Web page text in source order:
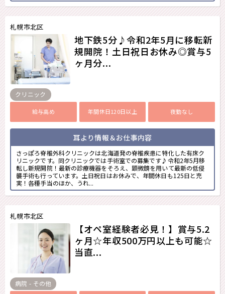
札幌市北区
地下鉄5分♪令和2年5月に移転新
規開院！土日祝日お休み◎賞与5
ヶ月分...
クリニック
給与高め 年間休日120日以上 夜勤なし
耳より情報＆お仕事内容
さっぽろ脊椎外科クリニックは北海道発の脊椎疾患に特化した有床ク
リニックです。同クリニックでは手術室での募集です♪令和2年5月移
転し新規開院！最新の診療機器をそろえ、顕微鏡を用いて最新の低侵
襲手術も行っています。土日祝日はお休みで、年間休日も125日と充
実！各種手当のほか、うれ...
札幌市北区
【オペ室経験者必見！】賞与5.2
ヶ月☆年収500万円以上も可能☆
当直...
病院 - その他